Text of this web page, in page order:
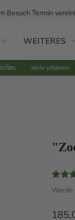
Besuch Termin
WEITERES
Mehr erfahren
Werde